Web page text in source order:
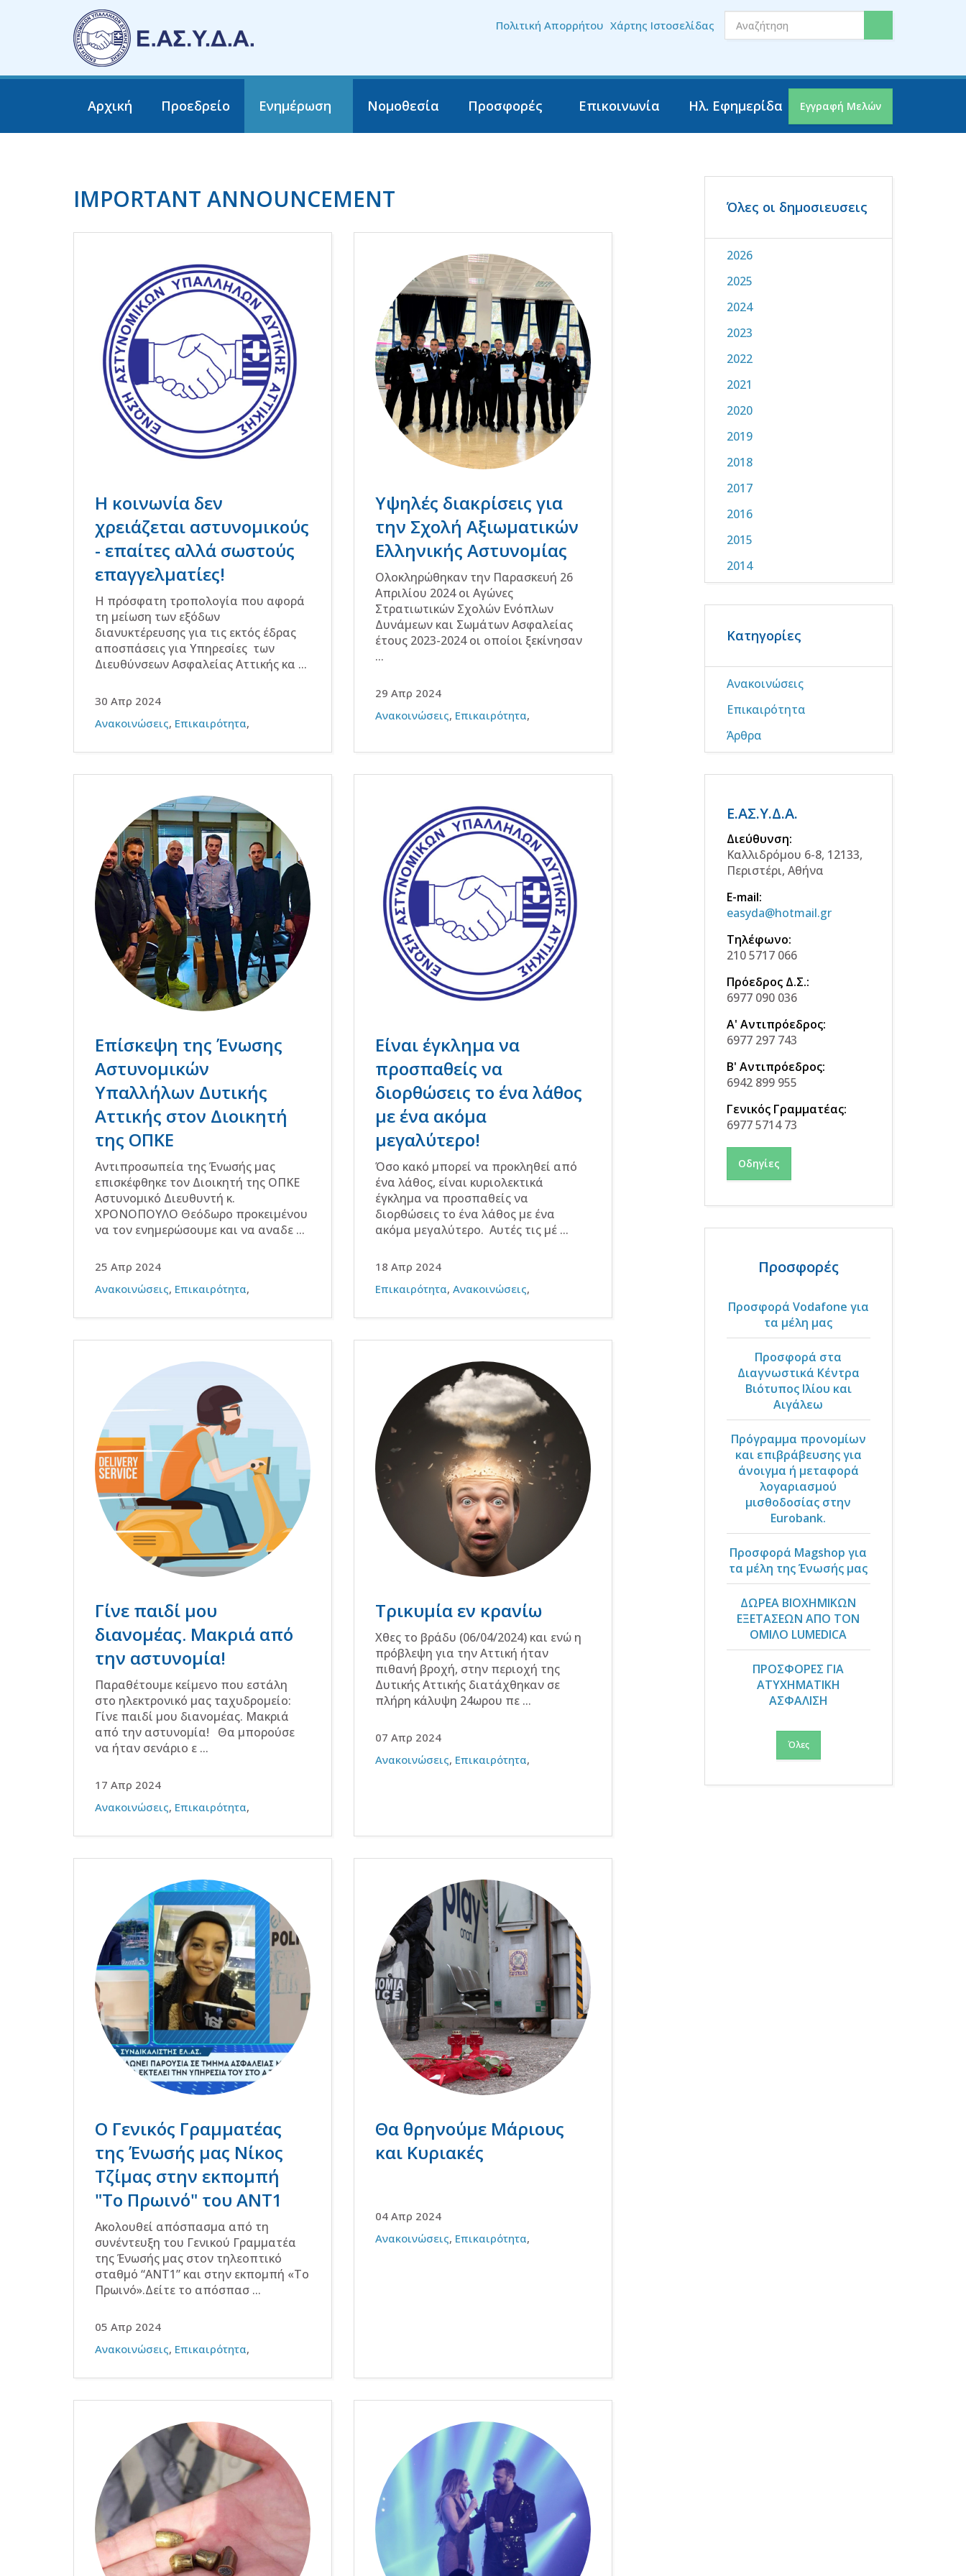
Εγγραφή Μελών
Αρχική Προεδρείο Ενημέρωση Νομοθεσία Προσφορές Επικοινωνία Ηλ. Εφημερίδα
Πολιτική Απορρήτου Χάρτης Ιστοσελίδας
IMPORTANT ANNOUNCEMENT
H κοινωνία δεν
χρειάζεται αστυνομικούς
- επαίτες αλλά σωστούς
επαγγελματίες!
Η πρόσφατη τροπολογία που αφορά
τη μείωση των εξόδων
διανυκτέρευσης για τις εκτός έδρας
αποσπάσεις για Υπηρεσίες των
Διευθύνσεων Ασφαλείας Αττικής κα ...
30 Απρ 2024
Ανακοινώσεις, Επικαιρότητα,
Υψηλές διακρίσεις για
την Σχολή Αξιωματικών
Ελληνικής Αστυνομίας
Ολοκληρώθηκαν την Παρασκευή 26
Απριλίου 2024 οι Αγώνες
Στρατιωτικών Σχολών Ενόπλων
Δυνάμεων και Σωμάτων Ασφαλείας
έτους 2023-2024 οι οποίοι ξεκίνησαν
...
29 Απρ 2024
Ανακοινώσεις, Επικαιρότητα,
Επίσκεψη της Ένωσης
Αστυνομικών
Υπαλλήλων Δυτικής
Αττικής στον Διοικητή
της ΟΠΚΕ
Αντιπροσωπεία της Ένωσής μας
επισκέφθηκε τον Διοικητή της ΟΠΚΕ
Αστυνομικό Διευθυντή κ.
ΧΡΟΝΟΠΟΥΛΟ Θεόδωρο προκειμένου
να τον ενημερώσουμε και να αναδε ...
25 Απρ 2024
Ανακοινώσεις, Επικαιρότητα,
Είναι έγκλημα να
προσπαθείς να
διορθώσεις το ένα λάθος
με ένα ακόμα
μεγαλύτερο!
Όσο κακό μπορεί να προκληθεί από
ένα λάθος, είναι κυριολεκτικά
έγκλημα να προσπαθείς να
διορθώσεις το ένα λάθος με ένα
ακόμα μεγαλύτερο. Αυτές τις μέ ...
18 Απρ 2024
Επικαιρότητα, Ανακοινώσεις,
Γίνε παιδί μου
διανομέας. Μακριά από
την αστυνομία!
Παραθέτουμε κείμενο που εστάλη
στο ηλεκτρονικό μας ταχυδρομείο:
Γίνε παιδί μου διανομέας. Μακριά
από την αστυνομία! Θα μπορούσε
να ήταν σενάριο ε ...
17 Απρ 2024
Ανακοινώσεις, Επικαιρότητα,
Τρικυμία εν κρανίω
Χθες το βράδυ (06/04/2024) και ενώ η
πρόβλεψη για την Αττική ήταν
πιθανή βροχή, στην περιοχή της
Δυτικής Αττικής διατάχθηκαν σε
πλήρη κάλυψη 24ωρου πε ...
07 Απρ 2024
Ανακοινώσεις, Επικαιρότητα,
Ο Γενικός Γραμματέας
της Ένωσής μας Νίκος
Τζίμας στην εκπομπή
"Το Πρωινό" του ΑΝΤ1
Ακολουθεί απόσπασμα από τη
συνέντευξη του Γενικού Γραμματέα
της Ένωσής μας στον τηλεοπτικό
σταθμό “ΑΝΤ1” και στην εκπομπή «Το
Πρωινό».Δείτε το απόσπασ ...
05 Απρ 2024
Ανακοινώσεις, Επικαιρότητα,
Θα θρηνούμε Μάριους
και Κυριακές
04 Απρ 2024
Ανακοινώσεις, Επικαιρότητα,
Όλες οι δημοσιευσεις
2026
2025
2024
2023
2022
2021
2020
2019
2018
2017
2016
2015
2014
Κατηγορίες
Ανακοινώσεις
Επικαιρότητα
Άρθρα
Ε.ΑΣ.Υ.Δ.Α.
Διεύθυνση:
Καλλιδρόμου 6-8, 12133,
Περιστέρι, Αθήνα
E-mail:
easyda@hotmail.gr
Τηλέφωνο:
210 5717 066
Πρόεδρος Δ.Σ.:
6977 090 036
Α' Αντιπρόεδρος:
6977 297 743
Β' Αντιπρόεδρος:
6942 899 955
Γενικός Γραμματέας:
6977 5714 73
Οδηγίες
Προσφορές
Προσφορά Vodafone για
τα μέλη μας
Προσφορά στα
Διαγνωστικά Κέντρα
Βιότυπος Ιλίου και
Αιγάλεω
Πρόγραμμα προνομίων
και επιβράβευσης για
άνοιγμα ή μεταφορά
λογαριασμού
μισθοδοσίας στην
Eurobank.
Προσφορά Magshop για
τα μέλη της Ένωσής μας
ΔΩΡΕΑ ΒΙΟΧΗΜΙΚΩΝ
ΕΞΕΤΑΣΕΩΝ ΑΠΟ ΤΟΝ
ΟΜΙΛΟ LUMEDICA
ΠΡΟΣΦΟΡΕΣ ΓΙΑ
ΑΤΥΧΗΜΑΤΙΚΗ
ΑΣΦΑΛΙΣΗ
Όλες